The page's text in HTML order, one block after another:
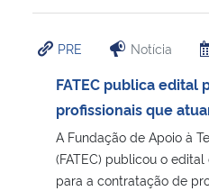
PRE Notícia
FATEC publica edital
profissionais que
A Fundação de Apoio à
(FATEC) publicou o
para a contratação de